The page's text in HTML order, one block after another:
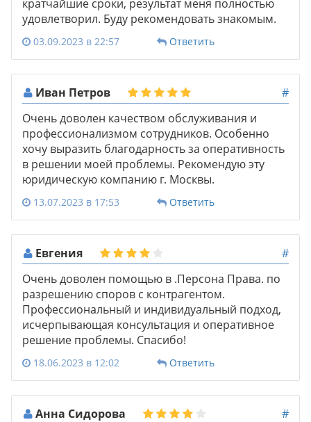
кратчайшие сроки, результат меня полностью
удовлетворил. Буду рекомендовать знакомым.
03.09.2023 в 22:57 Ответить
Иван Петров
#
Очень доволен качеством обслуживания и
профессионализмом сотрудников. Особенно
хочу выразить благодарность за оперативность
в решении моей проблемы. Рекомендую эту
юридическую компанию г. Москвы.
13.07.2023 в 17:53 Ответить
Евгения
#
Очень доволен помощью в .Персона Права. по
разрешению споров с контрагентом.
Профессиональный и индивидуальный подход,
исчерпывающая консультация и оперативное
решение проблемы. Спасибо!
18.06.2023 в 12:02 Ответить
Анна Сидорова
#